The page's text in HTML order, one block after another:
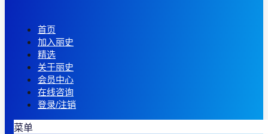
首页
加入丽史
精选
关于丽史
会员中心
在线咨询
登录/注销
菜单